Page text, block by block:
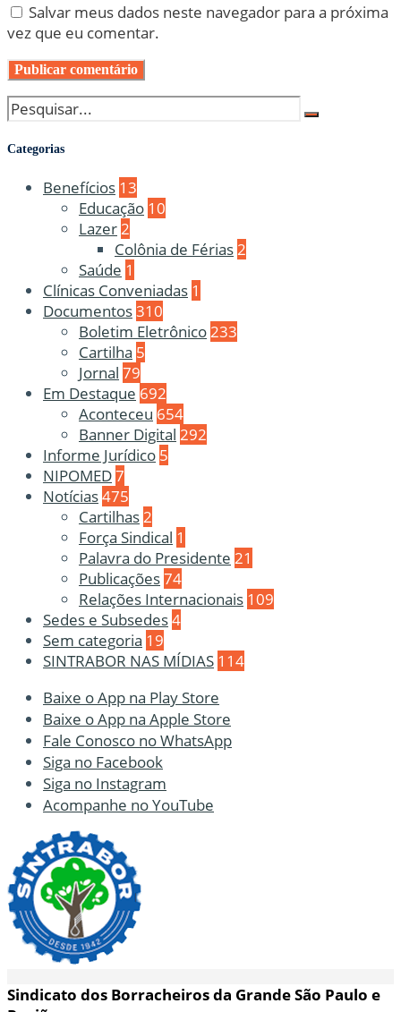
Salvar meus dados neste navegador para a próxima
vez que eu comentar.
Categorias
Benefícios 13
Educação 10
Lazer2
Colônia de Férias2
Saúde 1
Clínicas Conveniadas 1
Documentos310
Boletim Eletrônico233
Cartilha 5
Jornal 79
Em Destaque 692
Aconteceu 654
Banner Digital 292
Informe Jurídico 5
NIPOMED7
Notícias475
Cartilhas2
Força Sindical 1
Palavra do Presidente 21
Publicações74
Relações Internacionais 109
Sedes e Subsedes4
Sem categoria 19
SINTRABOR NAS MÍDIAS 114
Baixe o App na Play Store
Baixe o App na Apple Store
Fale Conosco no WhatsApp
Siga no Facebook
Siga no Instagram
Acompanhe no YouTube
Sindicato dos Borracheiros da Grande São Paulo e